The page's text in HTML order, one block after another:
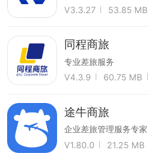
V3.3.27
53.85 MB
同程商旅
专业差旅服务
V4.3.9
60.75 MB
途牛商旅
企业差旅管理服务专家
V1.80.0
21.25 MB